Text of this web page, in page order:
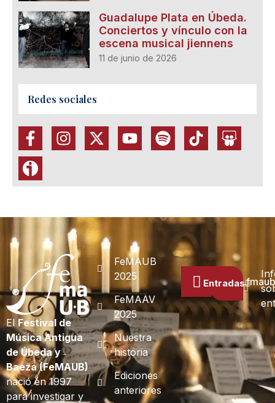
Guadalupe Plata en Úbeda.
Conciertos y vínculo con la
escena musical jiennens
11 de junio de 2026
Redes sociales
El Festival de
Música Antigua
de Úbeda y
Baeza (FeMAUB)
nació en 1997
para investigar y
FeMAUB
2025
FeMAAV
2025
Nuestra
historia
Ediciones
anteriores
Entradas